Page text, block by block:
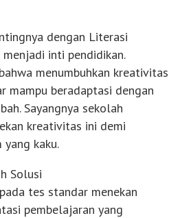
dengan Literasi
inti pendidikan.
menumbuhkan kreativitas
mampu beradaptasi dengan
Sayangnya sekolah
kreativitas ini demi
kaku.
Solusi
tes standar menekan
pembelajaran yang